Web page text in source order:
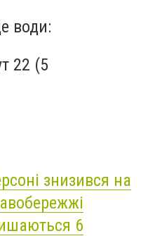
води:
22 (5
знизився на
6